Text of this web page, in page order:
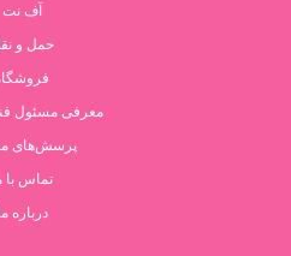
آف نت
حمل و
معرفی مسئول
پرسش‌های
تماس با
درباره